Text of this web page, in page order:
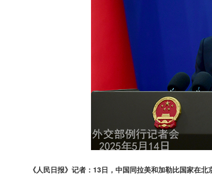
《人民日报》记者：13日，中国同拉美和加勒比国家在